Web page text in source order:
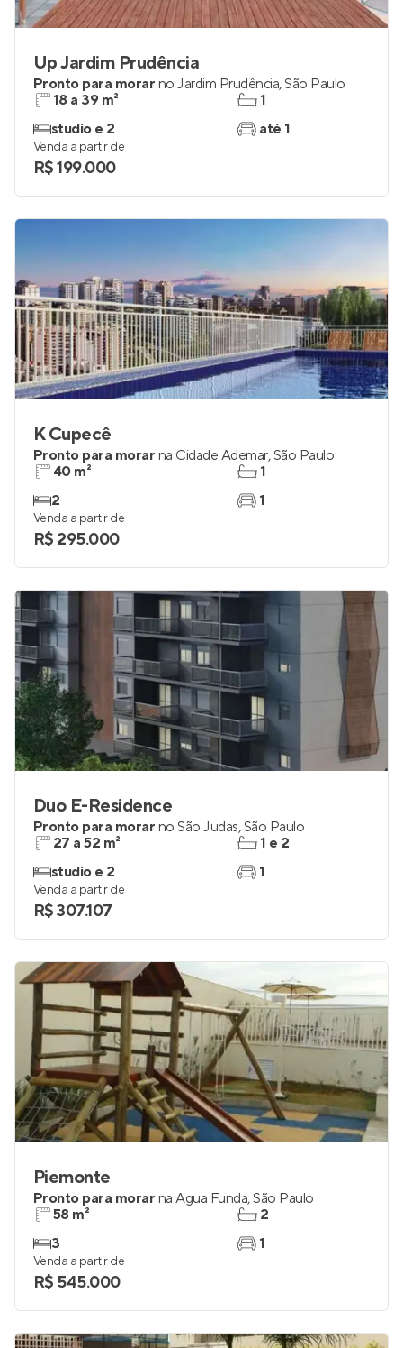
Up Jardim Prudência
Pronto para morar no Jardim Prudência,São Paulo
18 a 39 m²
studio e 2
1
até 1
Venda a partir de
R$ 199.000
K Cupecê
Pronto para morar na Cidade Ademar,São Paulo
40 m²
2
1
1
Venda a partir de
R$ 295.000
Duo E-Residence
Pronto para morar no São Judas,São Paulo
27 a 52 m²
studio e 2
1 e 2
1
Venda a partir de
R$ 307.107
Piemonte
Pronto para morar na Água Funda,São Paulo
58 m²
3
2
1
Venda a partir de
R$ 545.000